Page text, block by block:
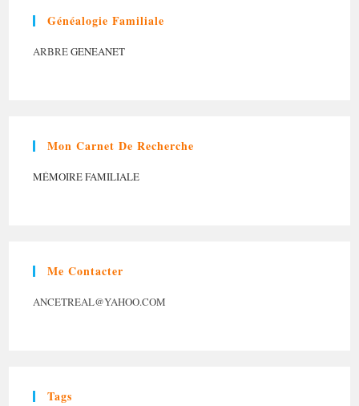
Généalogie Familiale
ARBREGENEANET
Mon Carnet De Recherche
MÉMOIRE FAMILIALE
Me Contacter
ANCETREAL@YAHOO.COM
Tags